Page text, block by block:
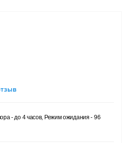
- до 4 часов, Режим ожидания - 96